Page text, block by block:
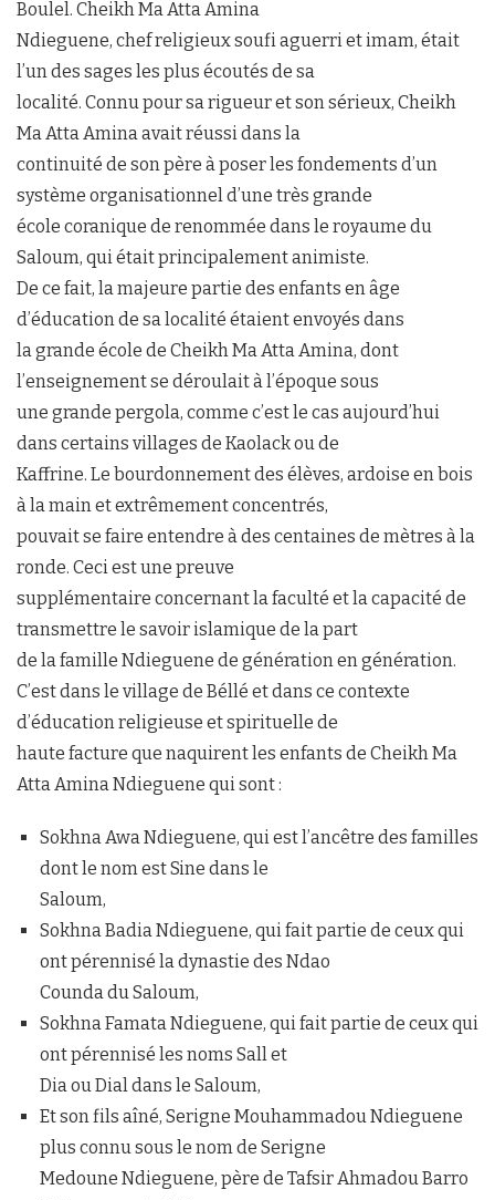
Boulel. Cheikh Ma Atta Amina
Ndieguene, chef religieux soufi aguerri et imam, était
l’un des sages les plus écoutés de sa
localité. Connu pour sa rigueur et son sérieux, Cheikh
Ma Atta Amina avait réussi dans la
continuité de son père à poser les fondements d’un
système organisationnel d’une très grande
école coranique de renommée dans le royaume du
Saloum, qui était principalement animiste.
De ce fait, la majeure partie des enfants en âge
d’éducation de sa localité étaient envoyés dans
la grande école de Cheikh Ma Atta Amina, dont
l’enseignement se déroulait à l’époque sous
une grande pergola, comme c’est le cas aujourd’hui
dans certains villages de Kaolack ou de
Kaffrine. Le bourdonnement des élèves, ardoise en bois
à la main et extrêmement concentrés,
pouvait se faire entendre à des centaines de mètres à la
ronde. Ceci est une preuve
supplémentaire concernant la faculté et la capacité de
transmettre le savoir islamique de la part
de la famille Ndieguene de génération en génération.
C’est dans le village de Béllé et dans ce contexte
d’éducation religieuse et spirituelle de
haute facture que naquirent les enfants de Cheikh Ma
Atta Amina Ndieguene qui sont :
Sokhna Awa Ndieguene, qui est l’ancêtre des familles
dont le nom est Sine dans le
Saloum,
Sokhna Badia Ndieguene, qui fait partie de ceux qui
ont pérennisé la dynastie des Ndao
Counda du Saloum,
Sokhna Famata Ndieguene, qui fait partie de ceux qui
ont pérennisé les noms Sall et
Dia ou Dial dans le Saloum,
Et son fils aîné, Serigne Mouhammadou Ndieguene
plus connu sous le nom de Serigne
Medoune Ndieguene, père de Tafsir Ahmadou Barro